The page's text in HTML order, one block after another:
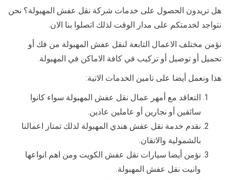
هل تريدون الحصول على خدمات شركة نقل عفش المهبولة؟ نحن
نتواجد لخدمتكم على مدار الوقت لذلك اتصلوا بنا الان.
نؤمن مختلف الاعمال التابعة لنقل عفش المهبولة من فك أو
تحميل أو توصيل أو تركيب في كافة الاماكن في المهبولة.
هذا ونعمل أيضا على تامين الخدمات الاتية:
التعاقد مع أمهر عمال نقل عفش المهبولة سواء كانوا
سائقين أو نجارين أو عاملين عادين.
نقدم خدمة نقل عفش هندي المهبولة لذلك تمتاز اعمالنا
بالشمولية والاتقان.
نؤمن أيضا سيارات نقل عفش الكويت ومن اهم انواعها
وانيت نقل عفش المهبولة.